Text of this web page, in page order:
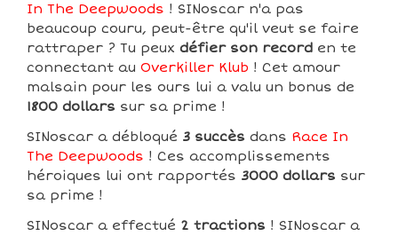
In The Deepwoods ! SINoscar n'a pas
beaucoup couru, peut-être qu'il veut se faire
rattraper ? Tu peux défier son record en te
connectant au Overkiller Klub ! Cet amour
malsain pour les ours lui a valu un bonus de
1800 dollars sur sa prime !
SINoscar a débloqué 3 succès dans Race In
The Deepwoods ! Ces accomplissements
héroiques lui ont rapportés 3000 dollars sur
sa prime !
SINoscar a effectué 2 tractions ! SINoscar a